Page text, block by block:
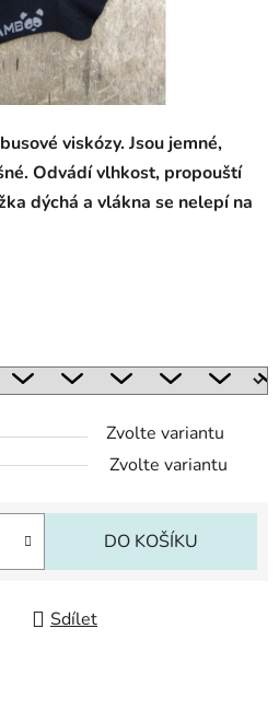
viskózy. Jsou jemné,
Odvádí vlhkost, propouští
dýchá a vlákna se nelepí na
Zvolte variantu
Zvolte variantu
DO KOŠÍKU
Sdílet